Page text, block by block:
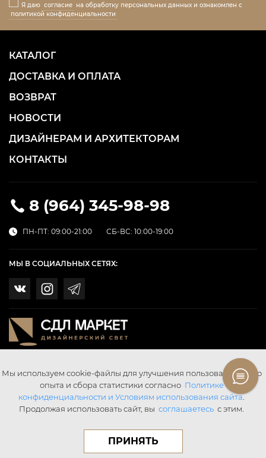
Я даю согласие на обработку персональных данных и ознакомлен с
политикой конфиденциальности
8 (964) 345-98-98
ПН-ПТ: 09:00-21:00 СБ-ВС: 10:00-19:00
КАТАЛОГ
ДОСТАВКА И ОПЛАТА
ВОЗВРАТ
НОВОСТИ
ДИЗАЙНЕРАМ И АРХИТЕКТОРАМ
КОНТАКТЫ
МЫ В СОЦИАЛЬНЫХ СЕТЯХ:
Мы используем cookie-файлы для улучшения пользовательского
опыта и сбора статистики согласно Политике
конфиденциальности и Условиям использования сайта.
Продолжая использовать сайт, вы соглашаетесь с этим.
ПРИНЯТЬ